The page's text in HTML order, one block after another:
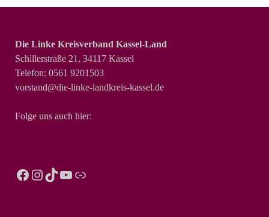
Die Linke Kreisverband Kassel-Land
Schillerstraße 21, 34117 Kassel
Telefon: 0561 9201503
vorstand@die-linke-landkreis-kassel.de
Folge uns auch hier: